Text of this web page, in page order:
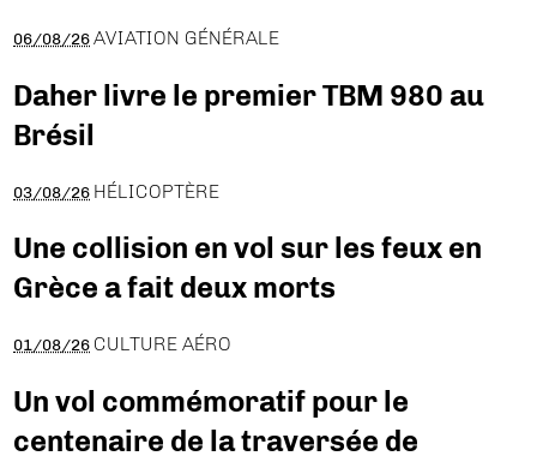
06/08/26 AVIATION GÉNÉRALE
Daher livre le premier TBM 980 au
Brésil
03/08/26 HÉLICOPTÈRE
Une collision en vol sur les feux en
Grèce a fait deux morts
01/08/26 CULTURE AÉRO
Un vol commémoratif pour le
centenaire de la traversée de